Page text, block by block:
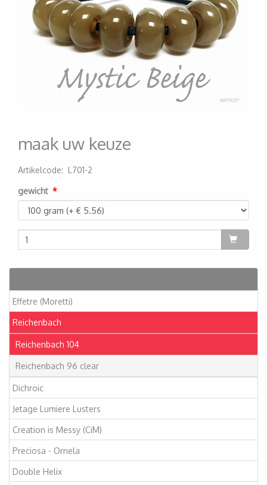
Effetre (Moretti)
Reichenbach
Reichenbach 104
Reichenbach 96 clear
Dichroic
Jetage Lumiere Lusters
Creation is Messy (CiM)
Preciosa - Ornela
Double Helix
maak uw keuze
Artikelcode: L701-2
gewicht